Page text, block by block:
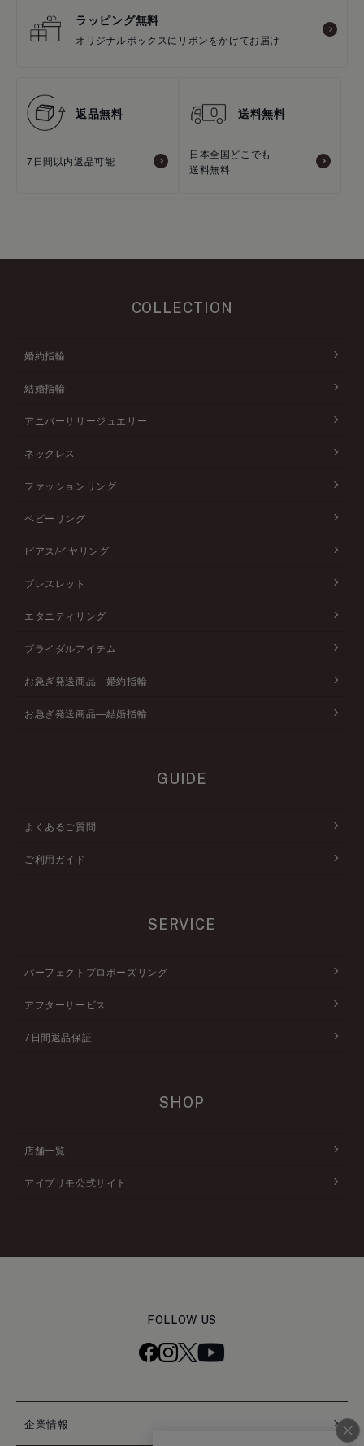
ラッピング無料
オリジナルボックスにリボンをかけてお届け
返品無料
7日間以内返品可能
送料無料
日本全国どこでも
送料無料
COLLECTION
婚約指輪
結婚指輪
アニバーサリージュエリー
ネックレス
ファッションリング
ベビーリング
ピアス/イヤリング
ブレスレット
エタニティリング
ブライダルアイテム
お急ぎ発送商品―婚約指輪
お急ぎ発送商品―結婚指輪
GUIDE
よくあるご質問
ご利用ガイド
SERVICE
パーフェクトプロポーズリング
アフターサービス
7日間返品保証
SHOP
店舗一覧
アイプリモ公式サイト
FOLLOW US
企業情報